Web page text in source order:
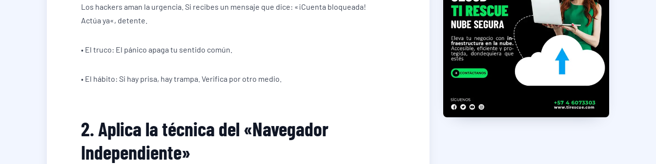
Los hackers aman la urgencia. Si recibes un mensaje que dice: «¡Cuenta bloqueada!
Actúa ya«, detente.
• El truco: El pánico apaga tu sentido común.
• El hábito: Si hay prisa, hay trampa. Verifica por otro medio.
2. Aplica la técnica del «Navegador
Independiente»